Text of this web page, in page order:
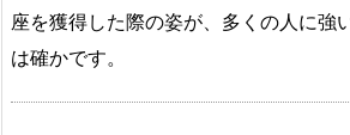
座を獲得した際の姿が、多くの人に強
は確かです。